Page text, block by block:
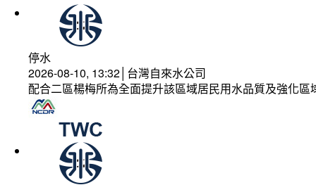
停水
2026-08-10, 13:32│台灣自來水公司
配合二區楊梅所為全面提升該區域居民用水品質及強化